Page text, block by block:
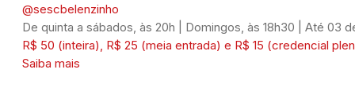
@sescbelenzinho
De quinta a sábados, às 20h | Domingos, às 18h30 | Até 03
R$ 50 (inteira), R$ 25 (meia entrada) e R$ 15 (credencial
Saiba mais